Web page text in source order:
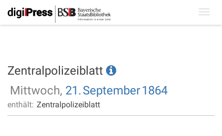
Zentralpolizeiblatt
Mittwoch, 21.September1864
enthält: Zentralpolizeiblatt